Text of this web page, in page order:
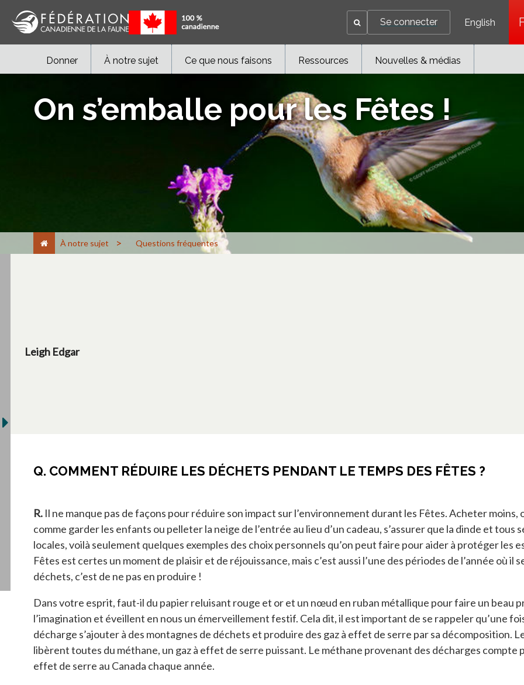
Se connecter English
Donner À notre sujet Ce que nous faisons Ressources Nouvelles & médias
On s’emballe pour les Fêtes !
À notre sujet > Questions fréquentes
Leigh Edgar
Q. COMMENT RÉDUIRE LES DÉCHETS PENDANT LE TEMPS DES FÊTES ?
R. Il ne manque pas de façons pour réduire son impact sur l’environnement durant les Fêtes. Acheter
comme garder les enfants ou pelleter la neige de l’entrée au lieu d’un cadeau, s’assurer que la dinde et
locales, voilà seulement quelques exemples des choix personnels qu’on peut faire pour aider à protéger les
Fêtes est certes un moment de plaisir et de réjouissance, mais c’est aussi l’une des périodes de l’année où il
déchets, c’est de ne pas en produire !
Dans votre esprit, faut-il du papier reluisant rouge et or et un nœud en ruban métallique pour faire un beau
l’imagination et éveillent en nous un émerveillement festif. Cela dit, il est important de se rappeler qu’une
décharge s’ajouter à des montagnes de déchets et produire des gaz à effet de serre par sa décomposition.
libèrent toutes du méthane, un gaz à effet de serre puissant. Le méthane provenant des décharges compte
effet de serre au Canada chaque année.